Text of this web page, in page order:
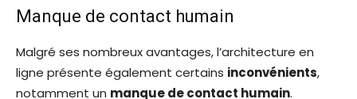
Manque de contact humain
Malgré ses nombreux avantages, l’architecture en
ligne présente également certains inconvénients,
notamment un manque de contact humain.